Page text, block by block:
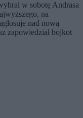
w sobotę Andrasa
na
nad nową
zapowiedział bojkot